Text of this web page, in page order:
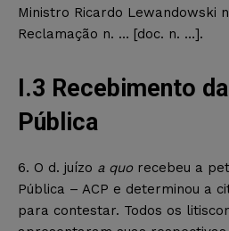
Ministro Ricardo Lewandowski
Reclamação n. … [doc. n. …].
I.3 Recebimento
Pública
6. O d. juízo a quo recebeu a
Pública – ACP e determinou a
para contestar. Todos os